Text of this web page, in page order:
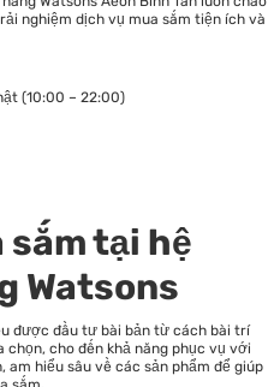
nghiệm dịch vụ mua sắm tiện ích và
(10:00 – 22:00)
tại hệ
Watsons
được đầu tư bài bản từ cách bài trí
chọn, cho đến khả năng phục vụ với
am hiểu sâu về các sản phẩm để giúp